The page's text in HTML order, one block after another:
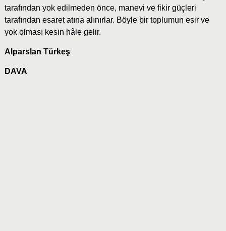
tarafından yok edilmeden önce, manevi ve fikir güçleri
tarafından esaret atına alınırlar. Böyle bir toplumun esir ve
yok olması kesin hâle gelir.
Alparslan Türkeş
DAVA